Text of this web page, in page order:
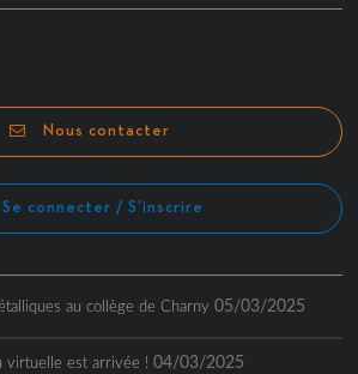
Nous contacter
Se connecter / S'inscrire
au collège de Charny 05/03/2025
virtuelle est arrivée ! 04/03/2025